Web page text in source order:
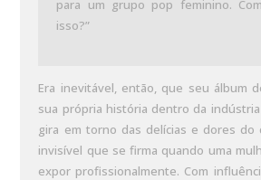
para um grupo pop feminino.
isso?”
Era inevitável, então, que seu álbum
sua própria história dentro da indústria
gira em torno das delícias e dores do
invisível que se firma quando uma
expor profissionalmente. Com